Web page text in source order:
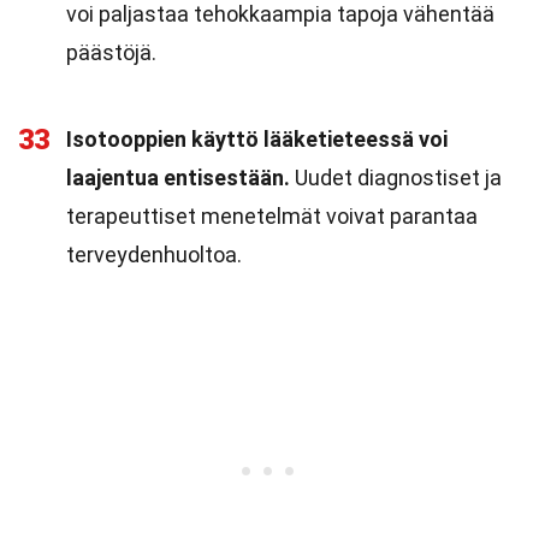
voi paljastaa tehokkaampia tapoja vähentää
päästöjä.
33
Isotooppien käyttö lääketieteessä voi
laajentua entisestään. Uudet diagnostiset ja
terapeuttiset menetelmät voivat parantaa
terveydenhuoltoa.